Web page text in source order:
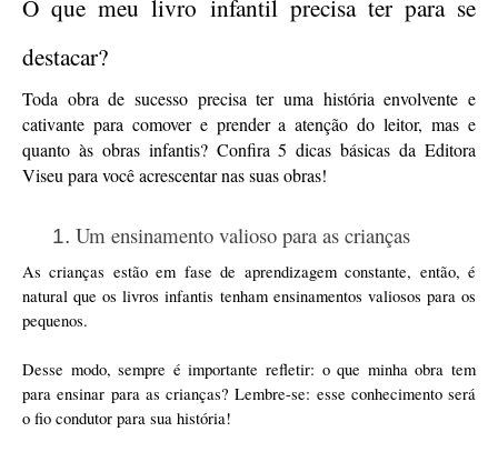
O que meu livro infantil precisa ter para se
destacar?
Toda obra de sucesso precisa ter uma história envolvente e
cativante para comover e prender a atenção do leitor, mas e
quanto às obras infantis? Confira 5 dicas básicas da Editora
Viseu para você acrescentar nas suas obras!
Um ensinamento valioso para as crianças
As crianças estão em fase de aprendizagem constante, então, é
natural que os livros infantis tenham ensinamentos valiosos para os
pequenos.
Desse modo, sempre é importante refletir: o que minha obra tem
para ensinar para as crianças? Lembre-se: esse conhecimento será
o fio condutor para sua história!